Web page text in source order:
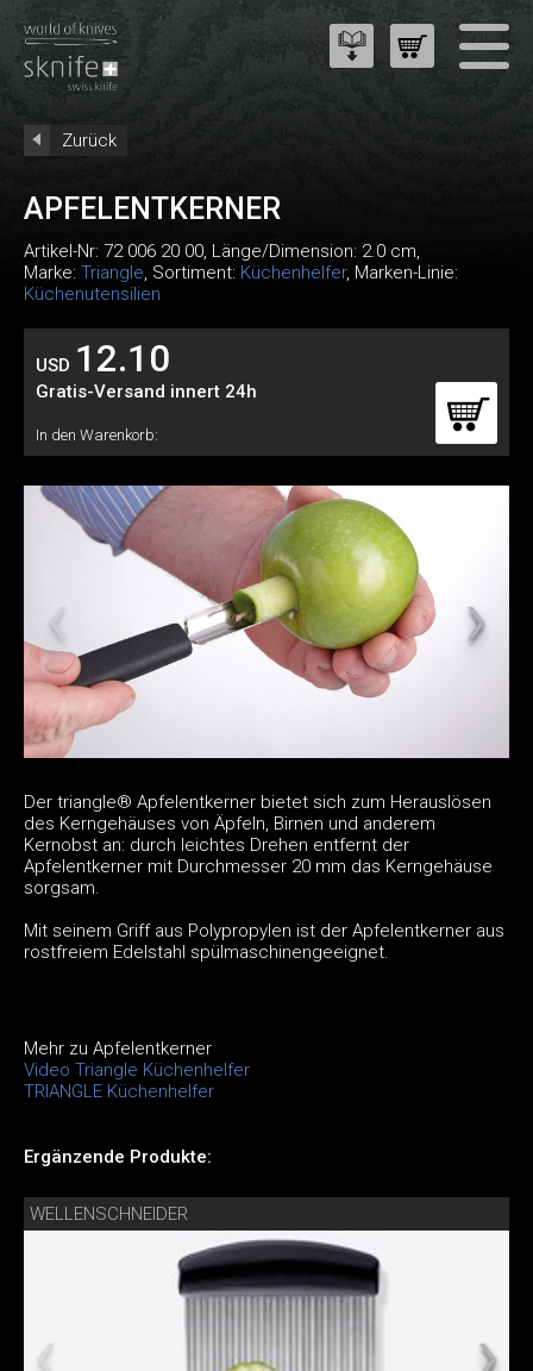
Zurück
APFELENTKERNER
Artikel-Nr: 72 006 20 00, Länge/Dimension: 2.0 cm,
Marke: Triangle, Sortiment: Küchenhelfer, Marken-Linie:
Küchenutensilien
USD 12.10
Gratis-Versand innert 24h
In den Warenkorb:
Der triangle® Apfelentkerner bietet sich zum Herauslösen
des Kerngehäuses von Äpfeln, Birnen und anderem
Kernobst an: durch leichtes Drehen entfernt der
Apfelentkerner mit Durchmesser 20 mm das Kerngehäuse
sorgsam.
Mit seinem Griff aus Polypropylen ist der Apfelentkerner aus
rostfreiem Edelstahl spülmaschinengeeignet.
Mehr zu Apfelentkerner
Video Triangle Küchenhelfer
TRIANGLE Küchenhelfer
Ergänzende Produkte:
WELLENSCHNEIDER